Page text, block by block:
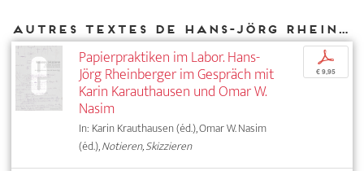
Autres textes de Hans-Jörg Rheinberger parus chez DIAPHANES
Papierpraktiken im Labor. Hans-
Jörg Rheinberger im Gespräch mit
Karin Karauthausen und Omar W.
Nasim
In: Karin Krauthausen (éd.), Omar W. Nasim
(éd.),Notieren, Skizzieren
p
€ 9,95